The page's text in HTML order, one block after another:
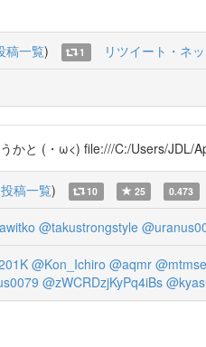
稿一覧) 1 リツイート・ネ
かと (・ω<) file:///C:/Users/JDL/
投稿一覧) 10 25 0.473
@takustrongstyle
@Kon_Ichiro @aqmr
@zWCRDzjKyPq4iBs